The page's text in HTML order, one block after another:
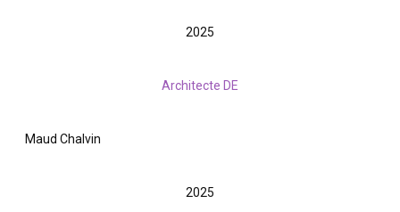
2025
Architecte DE
Maud Chalvin
2025